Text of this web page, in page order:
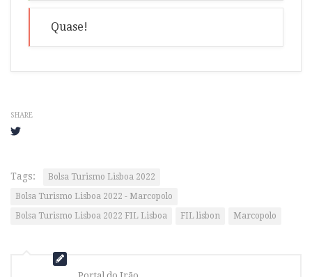
Quase!
SHARE
Tags:
Bolsa Turismo Lisboa 2022
Bolsa Turismo Lisboa 2022 - Marcopolo
Bolsa Turismo Lisboa 2022 FIL Lisboa
FIL lisbon Marcopolo